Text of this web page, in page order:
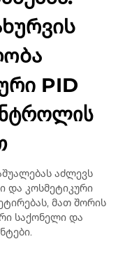
PID
აძლევს
და კოსმეტიკური
მათ შორის
საქონელი და